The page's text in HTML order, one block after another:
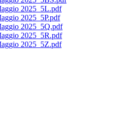
2025_5L.pdf
2025_5P.pdf
2025_5Q.pdf
2025_5R.pdf
2025_5Z.pdf